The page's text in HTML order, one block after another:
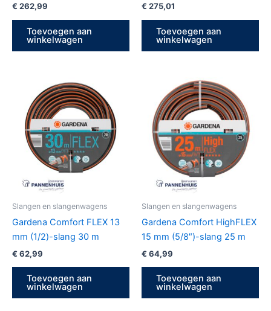
€ 262,99
Toevoegen aan
winkelwagen
€ 275,01
Toevoegen aan
winkelwagen
Slangen en slangenwagens
Gardena Comfort FLEX 13
mm (1/2)-slang 30 m
€ 62,99
Toevoegen aan
winkelwagen
Slangen en slangenwagens
Gardena Comfort HighFLEX
15 mm (5/8″)-slang 25 m
€ 64,99
Toevoegen aan
winkelwagen